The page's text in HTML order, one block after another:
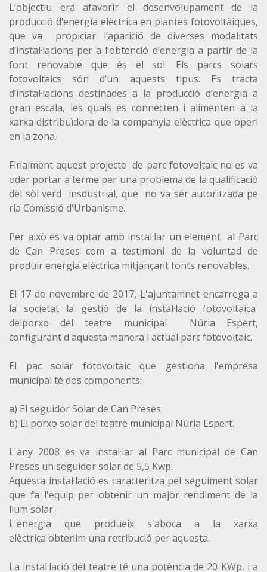
L’objectiu era afavorir el desenvolupament de la
producció d’energia elèctrica en plantes fotovoltàiques,
que va propiciar. l’aparició de diverses modalitats
d’instal·lacions per a l’obtenció d’energia a partir de la
font renovable que és el sol. Els parcs solars
fotovoltaics són d’un aquests tipus. Es tracta
d’instal·lacions destinades a la producció d’energia a
gran escala, les quals es connecten i alimenten a la
xarxa distribuïdora de la companyia elèctrica que operi
en la zona.
Finalment aquest projecte de parc fotovoltaic no es va
oder portar a terme per una problema de la qualificació
del sòl verd insdustrial, que no va ser autoritzada pe
rla Comissió d'Urbanisme.
Per això es va optar amb instal·lar un element al Parc
de Can Preses com a testimoni de la voluntad de
produir energia elèctrica mitjançant fonts renovables.
El 17 de novembre de 2017, L'ajuntamnet encarrega a
la societat la gestió de la instal·lació fotovoltaica
delporxo del teatre municipal Núria Espert,
configurant d'aquesta manera l'actual parc fotovoltaic.
El pac solar fotovoltaic que gestiona l'empresa
municipal té dos components:
a) El seguidor Solar de Can Preses
b) El porxo solar del teatre municipal Núria Espert.
L'any 2008 es va instal·lar al Parc municipal de Can
Preses un seguidor solar de 5,5 Kwp.
Aquesta instal·lació es caracteritza pel seguiment solar
que fa l'equip per obtenir un major rendiment de la
llum solar.
L'energia que produeix s'aboca a la xarxa
elèctrica obtenim una retribució per aquesta.
La instal·lació del teatre té una potència de 20 KWp, i a